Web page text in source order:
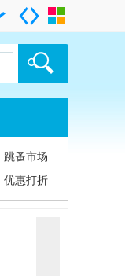
跳蚤市场
优惠打折